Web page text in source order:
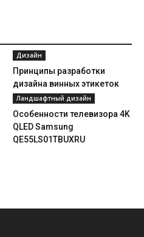
Дизайн
Принципы разработки
дизайна винных этикеток
Ландшафтный дизайн
Особенности телевизора 4K
QLED Samsung
QE55LS01TBUXRU